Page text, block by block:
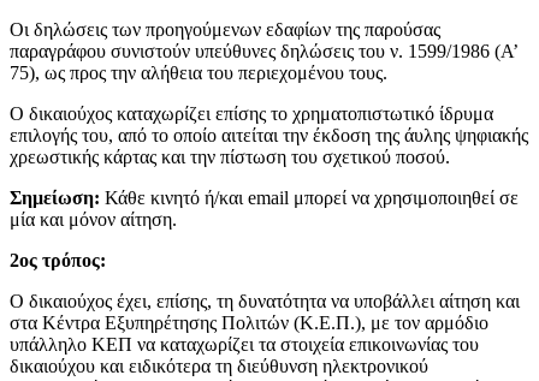
Οι δηλώσεις των προηγούμενων εδαφίων της παρούσας
παραγράφου συνιστούν υπεύθυνες δηλώσεις του ν. 1599/1986 (Α’
75), ως προς την αλήθεια του περιεχομένου τους.
Ο δικαιούχος καταχωρίζει επίσης το χρηματοπιστωτικό ίδρυμα
επιλογής του, από το οποίο αιτείται την έκδοση της άυλης ψηφιακής
χρεωστικής κάρτας και την πίστωση του σχετικού ποσού.
Σημείωση: Κάθε κινητό ή/και email μπορεί να χρησιμοποιηθεί σε
μία και μόνον αίτηση.
2ος τρόπος:
Ο δικαιούχος έχει, επίσης, τη δυνατότητα να υποβάλλει αίτηση και
στα Κέντρα Εξυπηρέτησης Πολιτών (Κ.Ε.Π.), με τον αρμόδιο
υπάλληλο ΚΕΠ να καταχωρίζει τα στοιχεία επικοινωνίας του
δικαιούχου και ειδικότερα τη διεύθυνση ηλεκτρονικού